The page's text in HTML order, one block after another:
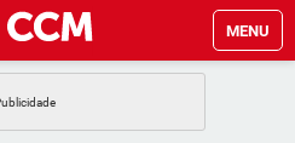
MENU